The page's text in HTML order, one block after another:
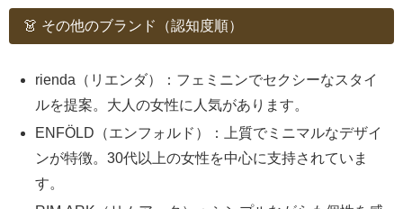
👗 その他のブランド（認知度順）
rienda（リエンダ）：フェミニンでセクシーなスタイ
ルを提案。大人の女性に人気があります。
ENFÖLD（エンフォルド）：上質でミニマルなデザイ
ンが特徴。30代以上の女性を中心に支持されていま
す。